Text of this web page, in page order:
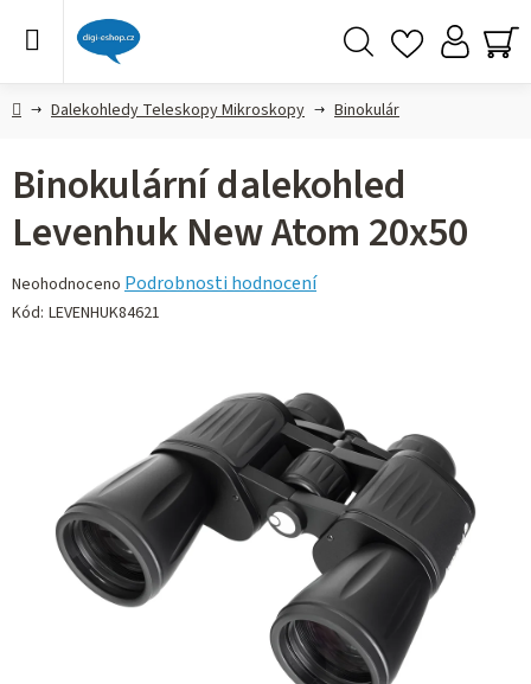
DomůDalekohledy Teleskopy Mikroskopy Binokulár
Binokulární dalekohled
Levenhuk New Atom 20x50
Průměrné
hodnocení
Neohodnoceno Podrobnosti hodnocení
Kód: LEVENHUK84621